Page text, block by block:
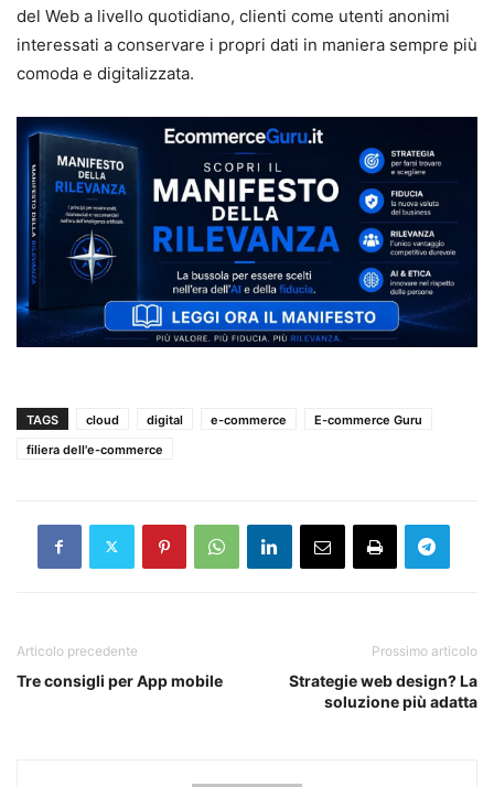
del Web a livello quotidiano, clienti come utenti anonimi
interessati a conservare i propri dati in maniera sempre più
comoda e digitalizzata.
TAGS cloud digital e-commerce
E-commerce Guru
filiera dell'e-commerce
Articolo precedente
Tre consigli per App mobile
Prossimo articolo
Strategie web design? La
soluzione più adatta